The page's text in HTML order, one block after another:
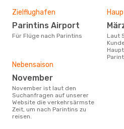
Zielflughafen
Parintins Airport
Für Flüge nach Parintins
Laut Suchanfragen unserer
Nebensaison
November
November ist laut den
Suchanfragen auf unserer
Website die verkehrsärmste
Zeit, um nach Parintins zu
reisen.